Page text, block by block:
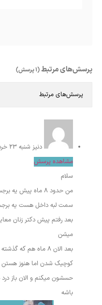
پرسش‌های مرتبط(1 پرسش)
دنیز شنبه ۲۳ خرداد ۵( 1 ماه پیش)
مشاهده پرسش
سلام
من حدود ۸ ماه پیش
سمت لبه داخل هست یه
بعد رفتم پیش دکتر زنان
میشن
بعد الان ۸ ماه هم
کوچیک شدن اما هنوز هستن
حسشون میکنم و الان باز
باشه